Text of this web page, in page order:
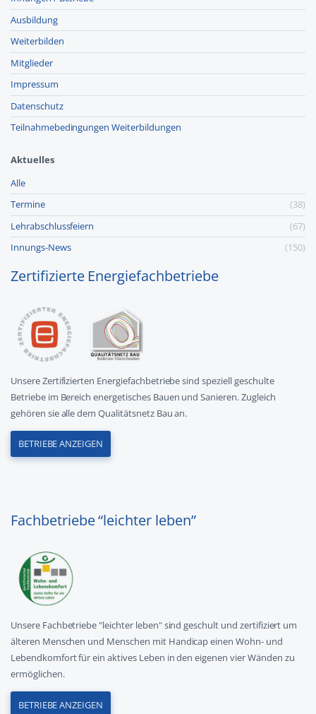
Ausbildung
Weiterbilden
Mitglieder
Impressum
Datenschutz
Teilnahmebedingungen Weiterbildungen
Aktuelles
Alle
Termine
(38)
Lehr­abschluss­feiern
(67)
Innungs-News
(150)
Zertifizierte Energiefachbetriebe
Unsere Zertifizierten Energiefachbetriebe sind speziell geschulte
Betriebe im Bereich energetisches Bauen und Sanieren. Zugleich
gehören sie alle dem Qualitätsnetz Bau an.
BETRIEBE ANZEIGEN
Fachbetriebe “leichter leben”
Unsere Fachbetriebe "leichter leben" sind geschult und zertifiziert um
älteren Menschen und Menschen mit Handicap einen Wohn- und
Lebendkomfort für ein aktives Leben in den eigenen vier Wänden zu
ermöglichen.
BETRIEBE ANZEIGEN